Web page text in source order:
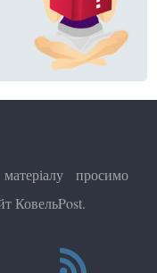
просимо
КовельPost.